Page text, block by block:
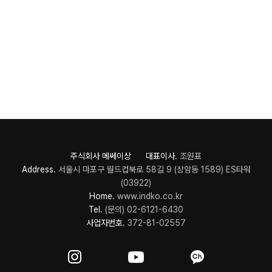
주식회사 메쎄이상 대표이사. 조원표
Address. 서울시 마포구 월드컵북로 58길 9 (상암동 1589) ES타워
(03922)
Home. www.indko.co.kr
Tel. (문의) 02-6121-6430
사업자번호. 372-81-02557